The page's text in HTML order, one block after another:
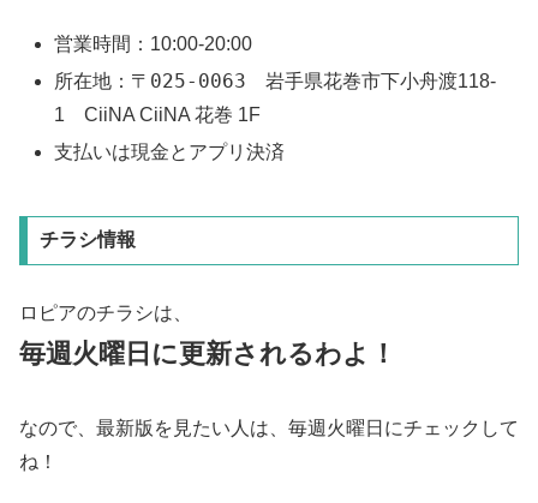
営業時間：10:00-20:00
所在地： 〒025-0063岩手県花巻市下小舟渡118-
1 CiiNA CiiNA 花巻 1F
支払いは現金とアプリ決済
チラシ情報
ロピアのチラシは、
毎週火曜日に更新されるわよ！
なので、最新版を見たい人は、毎週火曜日にチェックして
ね！